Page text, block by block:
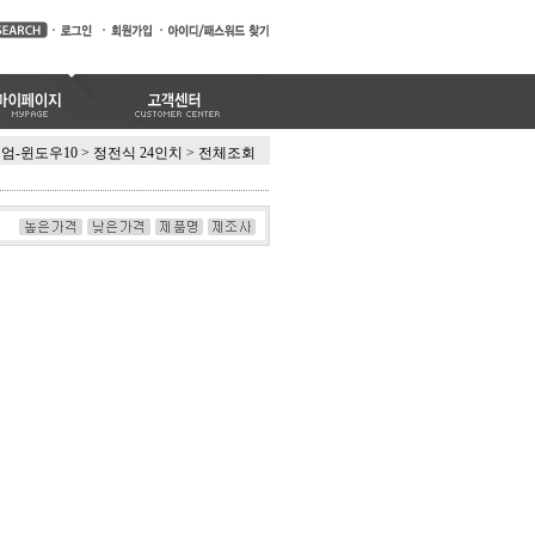
-윈도우10 > 정전식 24인치 > 전체조회